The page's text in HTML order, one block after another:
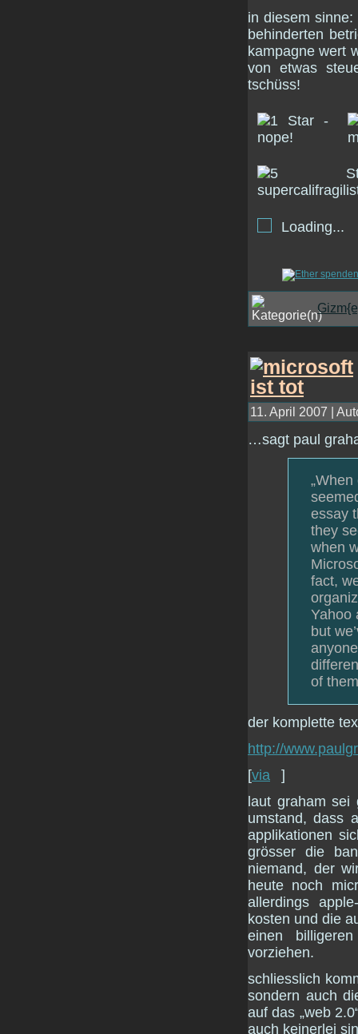
in diesem
behinderten
kampagne wert
von etwas
tschüss!
Loading...
11. April 2007 |
…sagt paul
essay
they
when
fact,
Yahoo
but
of
der komplette
http://
[via
]
laut graham
umstand, dass
applikationen
grösser die
niemand, der
heute noch
allerdings
kosten und die
einen
vorziehen.
schliesslich
sondern auch
auf das „web
auch keinerlei